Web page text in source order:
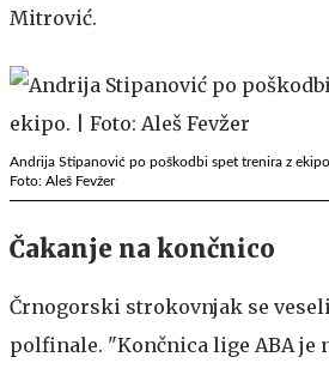
Mitrović.
Andrija Stipanović po poškodbi spet trenira z
Foto: Aleš Fevžer
Čakanje na končnico
Črnogorski strokovnjak se veseli
polfinale. "Končnica lige ABA je